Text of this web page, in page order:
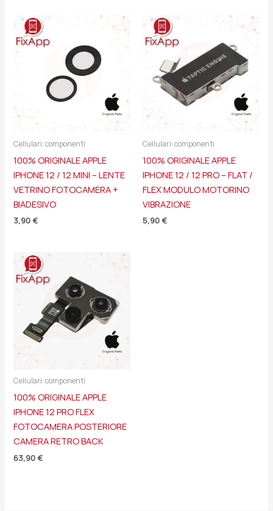
Cellulari: componenti
100% ORIGINALE APPLE
IPHONE 12 / 12 MINI – LENTE
VETRINO FOTOCAMERA +
BIADESIVO
3,90 €
Cellulari: componenti
100% ORIGINALE APPLE
IPHONE 12 / 12 PRO – FLAT /
FLEX MODULO MOTORINO
VIBRAZIONE
5,90 €
Cellulari: componenti
100% ORIGINALE APPLE
IPHONE 12 PRO FLEX
FOTOCAMERA POSTERIORE
CAMERA RETRO BACK
63,90 €